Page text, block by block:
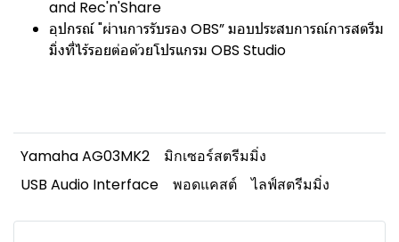
and Rec'n'Share
อุปกรณ์ "ผ่านการรับรอง OBS” มอบประสบการณ์การสตรีม
มิ่งที่ไร้รอยต่อด้วยโปรแกรม OBS Studio
Yamaha AG03MK2
มิกเซอร์สตรีมมิ่ง
USB Audio Interface
พอดแคสต์ ไลฟ์สตรีมมิ่ง